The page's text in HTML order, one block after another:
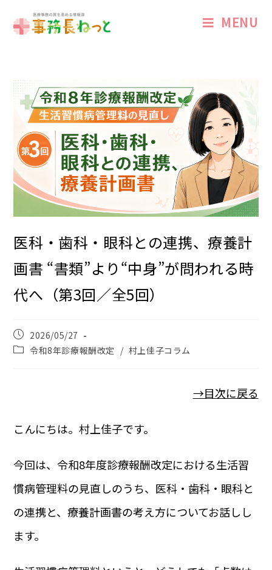
MENU
医科・歯科・眼科との連携、療養計
画書 “書類”より“中身”が問われる時
代へ（第3回／全5回）
2026/05/27
令和8年診療報酬改定 / 村上佳子コラム
→目次に戻る
こんにちは。村上佳子です。
今回は、令和8年度診療報酬改定における生活習
慣病管理料の見直しのうち、医科・歯科・眼科と
の連携と、療養計画書の考え方についてお話しし
ます。